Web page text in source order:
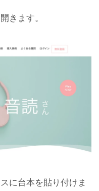
きます。
に台本を貼り付けま